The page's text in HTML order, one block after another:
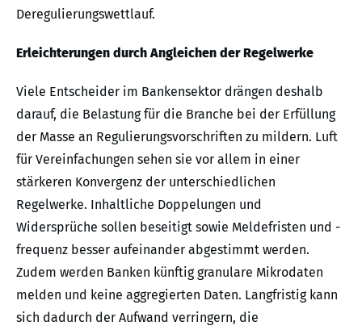
Deregulierungswettlauf.
Erleichterungen durch Angleichen der Regelwerke
Viele Entscheider im Bankensektor drängen deshalb
darauf, die Belastung für die Branche bei der Erfüllung
der Masse an Regulierungsvorschriften zu mildern. Luft
für Vereinfachungen sehen sie vor allem in einer
stärkeren Konvergenz der unterschiedlichen
Regelwerke. Inhaltliche Doppelungen und
Widersprüche sollen beseitigt sowie Meldefristen und -
frequenz besser aufeinander abgestimmt werden.
Zudem werden Banken künftig granulare Mikrodaten
melden und keine aggregierten Daten. Langfristig kann
sich dadurch der Aufwand verringern, die